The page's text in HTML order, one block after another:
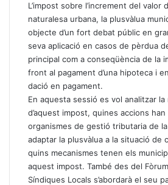
L’impost sobre l’increment del valor
naturalesa urbana, la plusvàlua
objecte d’un fort debat públic en
seva aplicació en casos de pèrdua
principal com a conseqüència de la
front al pagament d’una hipoteca i
dació en pagament.
En aquesta sessió es vol analitzar la
d’aquest impost, quines accions
organismes de gestió tributaria de
adaptar la plusvàlua a la situació de
quins mecanismes tenen els
aquest impost. També des del
Síndiques Locals s’abordarà el seu